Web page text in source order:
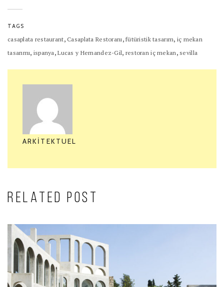
TAGS
casaplata restaurant, Casaplata Restoranı ,fütüristik tasarım, iç mekan
tasarımı, ispanya ,Lucas y Hernandez-Gil, restoran iç mekan ,sevilla
ARKITEKTUEL
RELATED POST